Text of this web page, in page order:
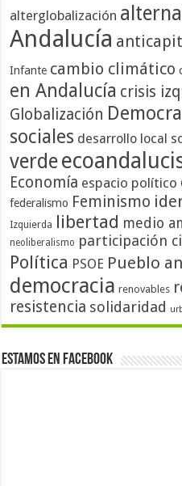
alterglobalización
Andalucía
Infante cambio climático
en Andalucía crisis
Globalización
sociales desarrollo local
verde
Economía espacio político
federalismo Feminismo
Izquierda libertad medio
neoliberalismo participación
Política PSOE Pueblo
democracia renovables
resistencia solidaridad
Estamos en Facebook